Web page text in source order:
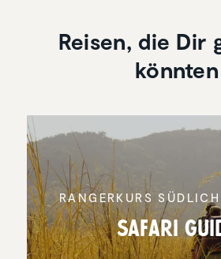
Reisen, die Dir
könnten
RANGER­KURS
Safari